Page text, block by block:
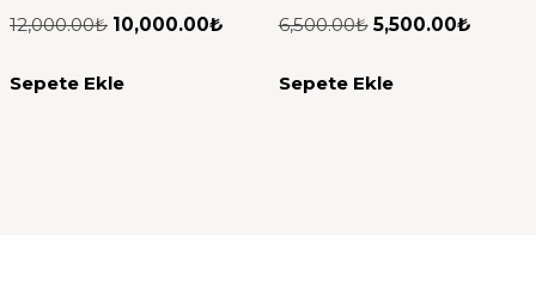
12,000.00₺ 10,000.00₺
Sepete Ekle
6,500.00₺ 5,500.00₺
Sepete Ekle